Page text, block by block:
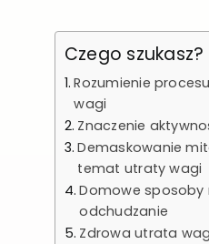
Czego szukasz?
Rozumienie
wagi
Znaczenie
Demaskowanie
temat utraty wagi
Domowe sposoby
odchudzanie
Zdrowa utrata